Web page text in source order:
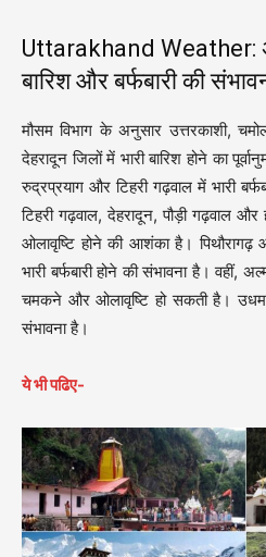
Uttarakhand Weather:
बारिश और बर्फबारी की
मौसम विभाग के अनुसार उत्तरकाशी,
देहरादून जिलों में भारी बारिश होने का
रुद्रप्रयाग और टिहरी गढ़वाल में भारी
टिहरी गढ़वाल, देहरादून, पौड़ी गढ़वाल
ओलावृष्टि होने की आशंका है। पिथौरागढ़
भारी बर्फबारी होने की संभावना है। वहीं,
चमकने और ओलावृष्टि हो सकती है।
संभावना है।
ये भी पढिए-